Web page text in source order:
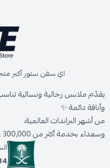
اي سفن ستور أكبر
يقدّم ملابس رجالية ونسائية
وأناقة دائمة ✨
من أشهر البراندات العالمية،
وسعداء بخدمة أكثر من 300,000 عميل حول المملكة.